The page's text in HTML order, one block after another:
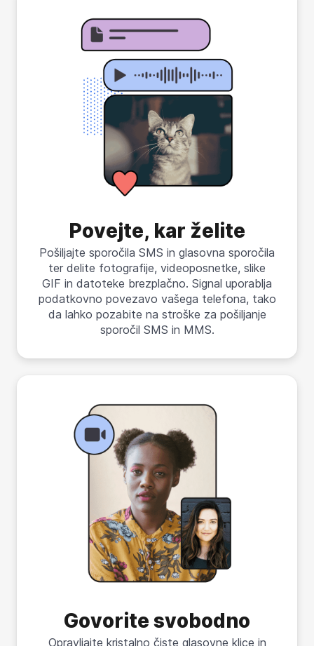
Povejte, kar želite
Pošiljajte sporočila SMS in glasovna sporočila
ter delite fotografije, videoposnetke, slike
GIF in datoteke brezplačno. Signal uporablja
podatkovno povezavo vašega telefona, tako
da lahko pozabite na stroške za pošiljanje
sporočil SMS in MMS.
Govorite svobodno
Opravljajte kristalno čiste glasovne klice in